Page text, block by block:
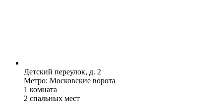
Детский переулок, д. 2
Метро: Московские ворота
1 комната
2 спальных мест